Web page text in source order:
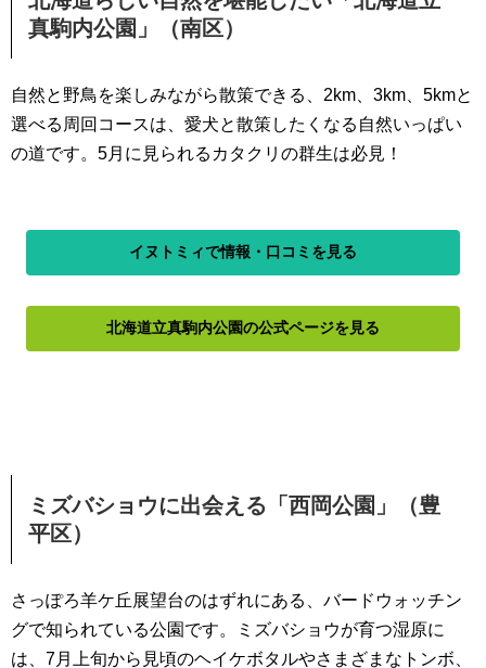
真駒内公園」（南区）
自然と野鳥を楽しみながら散策できる、2km、3km、5kmと
選べる周回コースは、愛犬と散策したくなる自然いっぱい
の道です。5月に見られるカタクリの群生は必見！
イヌトミィで情報・口コミを見る
北海道立真駒内公園の公式ページを見る
ミズバショウに出会える「西岡公園」（豊
平区）
さっぽろ羊ケ丘展望台のはずれにある、バードウォッチン
グで知られている公園です。ミズバショウが育つ湿原に
は、7月上旬から見頃のヘイケボタルやさまざまなトンボ、